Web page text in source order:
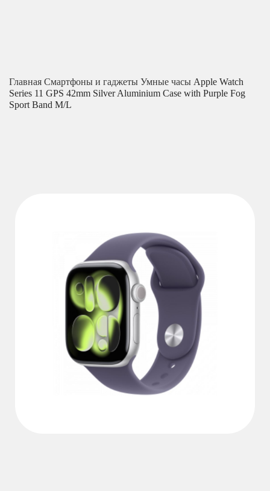
Главная Смартфоны и гаджеты Умные часы Apple Watch
Series 11 GPS 42mm Silver Aluminium Case with Purple Fog
Sport Band M/L